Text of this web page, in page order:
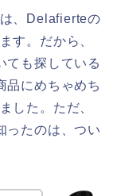
、Delafierteの
す。だから、
ても探している
品にめちゃめち
した。ただ、
ったのは、つい